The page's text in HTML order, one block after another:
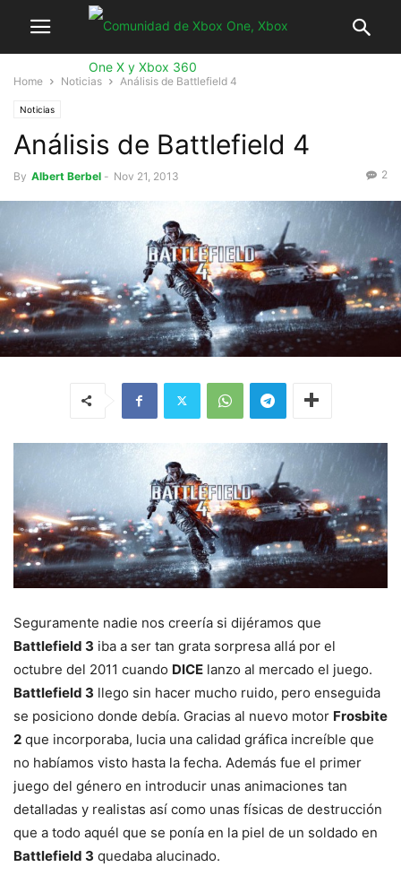
Home Noticias Análisis de Battlefield 4
Noticias
Análisis de Battlefield 4
By Albert Berbel - Nov 21, 2013 2
Seguramente nadie nos creería si dijéramos que
Battlefield 3 iba a ser tan grata sorpresa allá por el
octubre del 2011 cuando DICE lanzo al mercado el juego.
Battlefield 3 llego sin hacer mucho ruido, pero enseguida
se posiciono donde debía. Gracias al nuevo motor Frosbite
2 que incorporaba, lucia una calidad gráfica increíble que
no habíamos visto hasta la fecha. Además fue el primer
juego del género en introducir unas animaciones tan
detalladas y realistas así como unas físicas de destrucción
que a todo aquél que se ponía en la piel de un soldado en
Battlefield 3 quedaba alucinado.